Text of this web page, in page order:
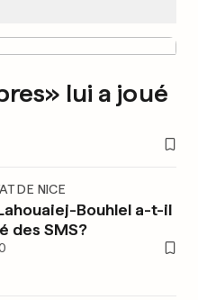
lui a joué
DE NICE
Bouhlel a-t-il
des SMS?